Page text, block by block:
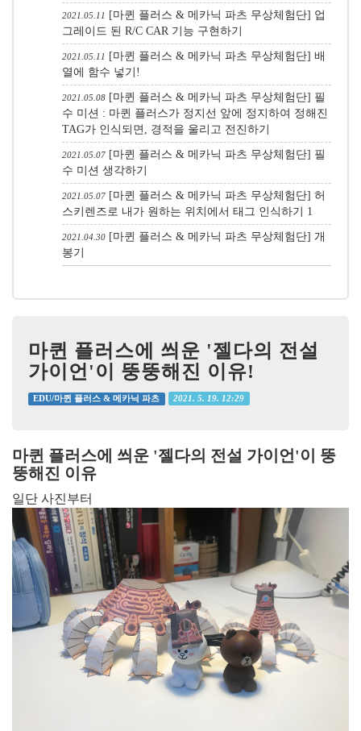
2021.05.11
[마퀸 플러스 & 메카닉 파츠 무상체험단] 업
그레이드 된 R/C CAR 기능 구현하기
2021.05.11
[마퀸 플러스 & 메카닉 파츠 무상체험단] 배
열에 함수 넣기!
2021.05.08 [마퀸 플러스 & 메카닉 파츠 무상체험단] 필
수 미션 : 마퀸 플러스가 정지선 앞에 정지하여 정해진
TAG가 인식되면, 경적을 울리고 전진하기
2021.05.07 [마퀸 플러스 & 메카닉 파츠 무상체험단] 필
수 미션 생각하기
2021.05.07 [마퀸 플러스 & 메카닉 파츠 무상체험단] 허
스키렌즈로 내가 원하는 위치에서 태그 인식하기
1
2021.04.30 [마퀸 플러스 & 메카닉 파츠 무상체험단] 개
봉기
마퀸 플러스에 씌운 '젤다의 전설
가이언'이 뚱뚱해진 이유!
EDU/마퀸 플러스 & 메카닉 파츠 2021. 5. 19. 12:29
마퀸 플러스에 씌운 '젤다의 전설 가이언'이 뚱
뚱해진 이유
일단 사진부터